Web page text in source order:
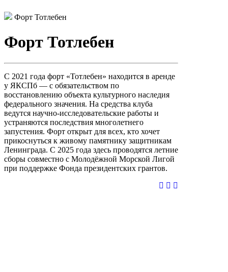
Форт Тотлебен
Форт Тотлебен
С 2021 года форт «Тотлебен» находится в аренде
у ЯКСПб — с обязательством по
восстановлению объекта культурного наследия
федерального значения. На средства клуба
ведутся научно-исследовательские работы и
устраняются последствия многолетнего
запустения. Форт открыт для всех, кто хочет
прикоснуться к живому памятнику защитникам
Ленинграда. С 2025 года здесь проводятся летние
сборы совместно с Молодёжной Морской Лигой
при поддержке Фонда президентских грантов.